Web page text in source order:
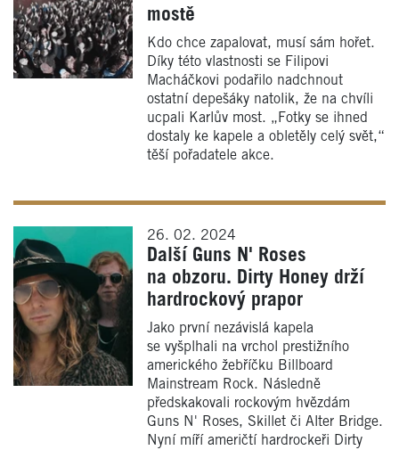
mostě
Kdo chce zapalovat, musí sám hořet.
Díky této vlastnosti se Filipovi
Macháčkovi podařilo nadchnout
ostatní depešáky natolik, že na chvíli
ucpali Karlův most. „Fotky se ihned
dostaly ke kapele a obletěly celý svět,“
těší pořadatele akce.
26. 02. 2024
Další Guns N' Roses
na obzoru. Dirty Honey drží
hardrockový prapor
Jako první nezávislá kapela
se vyšplhali na vrchol prestižního
amerického žebříčku Billboard
Mainstream Rock. Následně
předskakovali rockovým hvězdám
Guns N' Roses, Skillet či Alter Bridge.
Nyní míří američtí hardrockeři Dirty